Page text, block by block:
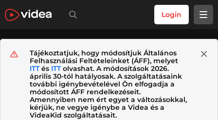
Login
Tájékoztatjuk, hogy módosítjuk Általános
Felhasználási Feltételeinket (ÁFF), melyet
ITTés ITTolvashat. A módosítások 2026.
április 30-tól hatályosak. A szolgáltatásaink
további igénybevételével Ön elfogadja a
módosított ÁFF rendelkezéseit.
Amennyiben nem ért egyet a változásokkal,
kérjük, ne vegye igénybe a Videa és a
VideaKid szolgáltatásait.